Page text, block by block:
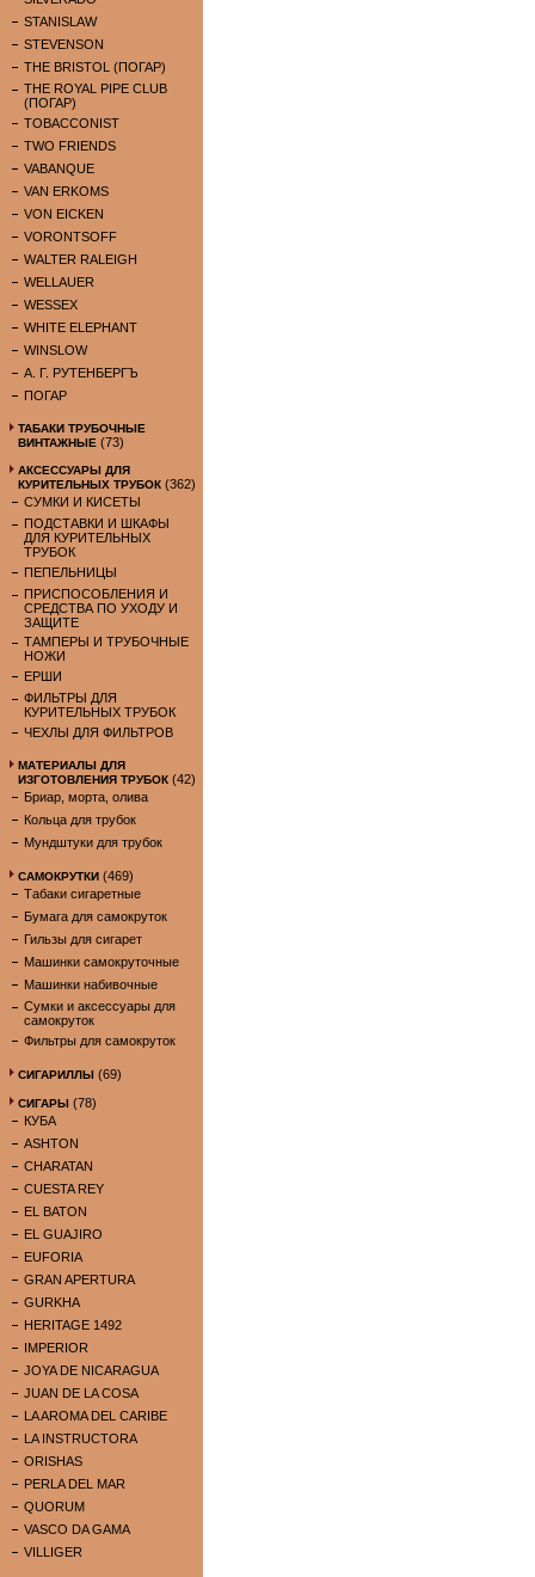
STANISLAW
STEVENSON
THE BRISTOL (ПОГАР)
THE ROYAL PIPE CLUB
(ПОГАР)
TOBACCONIST
TWO FRIENDS
VABANQUE
VAN ERKOMS
VON EICKEN
VORONTSOFF
WALTER RALEIGH
WELLAUER
WESSEX
WHITE ELEPHANT
WINSLOW
А. Г. РУТЕНБЕРГЪ
ПОГАР
ТАБАКИ ТРУБОЧНЫЕ
ВИНТАЖНЫЕ (73)
АКСЕССУАРЫ ДЛЯ
КУРИТЕЛЬНЫХ ТРУБОК (362)
СУМКИ И КИСЕТЫ
ПОДСТАВКИ И ШКАФЫ
ДЛЯ КУРИТЕЛЬНЫХ
ТРУБОК
ПЕПЕЛЬНИЦЫ
ПРИСПОСОБЛЕНИЯ И
СРЕДСТВА ПО УХОДУ И
ЗАЩИТЕ
ТАМПЕРЫ И ТРУБОЧНЫЕ
НОЖИ
ЕРШИ
ФИЛЬТРЫ ДЛЯ
КУРИТЕЛЬНЫХ ТРУБОК
ЧЕХЛЫ ДЛЯ ФИЛЬТРОВ
МАТЕРИАЛЫ ДЛЯ
ИЗГОТОВЛЕНИЯ ТРУБОК (42)
Бриар, морта, олива
Кольца для трубок
Мундштуки для трубок
САМОКРУТКИ (469)
Табаки сигаретные
Бумага для самокруток
Гильзы для сигарет
Машинки самокруточные
Машинки набивочные
Сумки и аксессуары для
самокруток
Фильтры для самокруток
СИГАРИЛЛЫ (69)
СИГАРЫ (78)
КУБА
ASHTON
CHARATAN
CUESTA REY
EL BATON
EL GUAJIRO
EUFORIA
GRAN APERTURA
GURKHA
HERITAGE 1492
IMPERIOR
JOYA DE NICARAGUA
JUAN DE LA COSA
LA AROMA DEL CARIBE
LA INSTRUCTORA
ORISHAS
PERLA DEL MAR
QUORUM
VASCO DA GAMA
VILLIGER